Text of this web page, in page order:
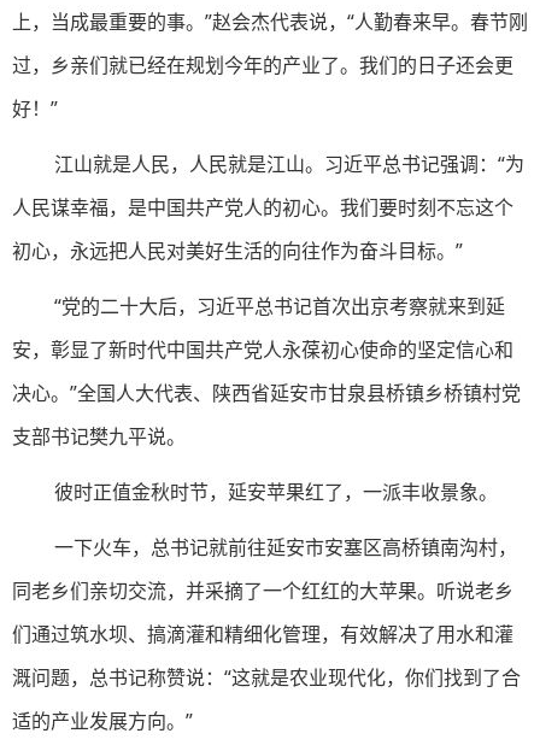
上，当成最重要的事。”赵会杰代表说，“人勤春来早。春节刚
过，乡亲们就已经在规划今年的产业了。我们的日子还会更
好！”
江山就是人民，人民就是江山。习近平总书记强调：“为
人民谋幸福，是中国共产党人的初心。我们要时刻不忘这个
初心，永远把人民对美好生活的向往作为奋斗目标。”
“党的二十大后，习近平总书记首次出京考察就来到延
安，彰显了新时代中国共产党人永葆初心使命的坚定信心和
决心。”全国人大代表、陕西省延安市甘泉县桥镇乡桥镇村党
支部书记樊九平说。
彼时正值金秋时节，延安苹果红了，一派丰收景象。
一下火车，总书记就前往延安市安塞区高桥镇南沟村，
同老乡们亲切交流，并采摘了一个红红的大苹果。听说老乡
们通过筑水坝、搞滴灌和精细化管理，有效解决了用水和灌
溉问题，总书记称赞说：“这就是农业现代化，你们找到了合
适的产业发展方向。”